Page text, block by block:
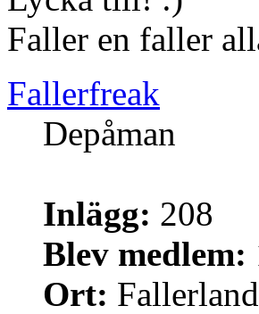
Faller en faller
Fallerfreak
Depåman
Inlägg: 208
Blev medlem:
Ort: Fallerland